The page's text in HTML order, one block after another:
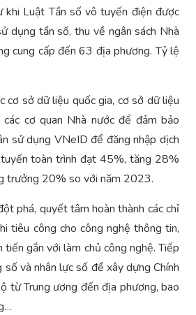
Luật Tần số vô tuyến điện được
dụng tần số, thu về ngân sách Nhà
cung cấp đến 63 địa phương. Tỷ lệ
cơ sở dữ liệu quốc gia, cơ sở dữ liệu
cơ quan Nhà nước để đảm bảo
sử dụng VNeID để đăng nhập dịch
toàn trình đạt 45%, tăng 28%
trưởng 20% so với năm 2023.
phá, quyết tâm hoàn thành các chỉ
tiêu công cho công nghệ thông tin,
gắn với làm chủ công nghệ. Tiếp
và nhân lực số để xây dựng Chính
từ Trung ương đến địa phương, bao